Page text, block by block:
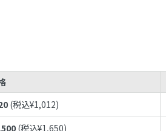
(税込¥1,012)
(税込¥1,650)